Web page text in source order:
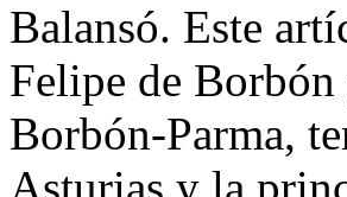
Balansó. Este
Felipe de
Borbón-Parma,